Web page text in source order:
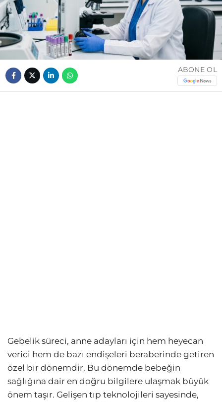
ABONE OL
Gebelik süreci, anne adayları için hem heyecan
verici hem de bazı endişeleri beraberinde getiren
özel bir dönemdir. Bu dönemde bebeğin
sağlığına dair en doğru bilgilere ulaşmak büyük
önem taşır. Gelişen tıp teknolojileri sayesinde,